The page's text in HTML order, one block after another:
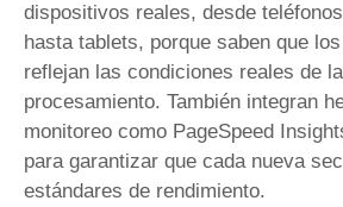
dispositivos reales, desde
hasta tablets, porque saben que
reflejan las condiciones reales de
procesamiento. También integran
monitoreo como PageSpeed
para garantizar que cada nueva
estándares de rendimiento.